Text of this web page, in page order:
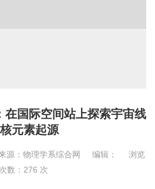
在国际空间站上探索宇宙线
元素起源
源：物理学系综合网 编辑：
浏览
次数： 276 次